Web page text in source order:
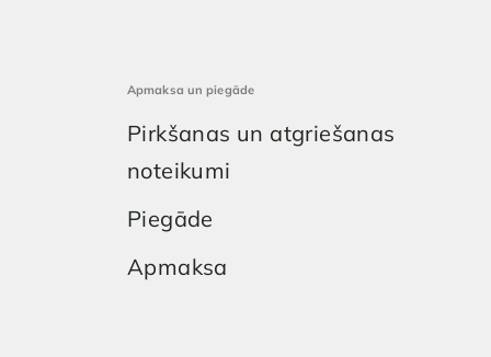
Apmaksa un piegāde
Pirkšanas un atgriešanas
noteikumi
Piegāde
Apmaksa